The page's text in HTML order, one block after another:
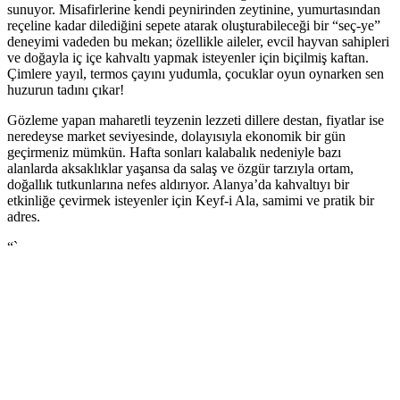
sunuyor. Misafirlerine kendi peynirinden zeytinine, yumurtasından
reçeline kadar dilediğini sepete atarak oluşturabileceği bir “seç-ye”
deneyimi vadeden bu mekan; özellikle aileler, evcil hayvan sahipleri
ve doğayla iç içe kahvaltı yapmak isteyenler için biçilmiş kaftan.
Çimlere yayıl, termos çayını yudumla, çocuklar oyun oynarken sen
huzurun tadını çıkar!
Gözleme yapan maharetli teyzenin lezzeti dillere destan, fiyatlar ise
neredeyse market seviyesinde, dolayısıyla ekonomik bir gün
geçirmeniz mümkün. Hafta sonları kalabalık nedeniyle bazı
alanlarda aksaklıklar yaşansa da salaş ve özgür tarzıyla ortam,
doğallık tutkunlarına nefes aldırıyor. Alanya’da kahvaltıyı bir
etkinliğe çevirmek isteyenler için Keyf-i Ala, samimi ve pratik bir
adres.
“`